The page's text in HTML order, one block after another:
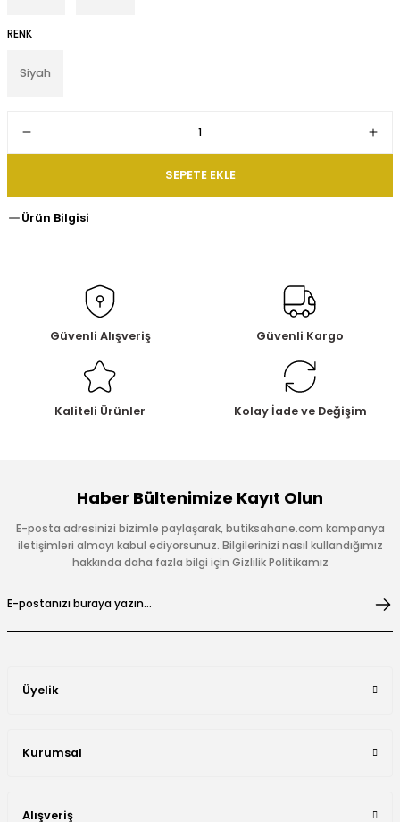
RENK
Siyah
SEPETE EKLE
Ürün Bilgisi
Güvenli Alışveriş Güvenli Kargo
Kaliteli Ürünler Kolay İade ve Değişim
Haber Bültenimize Kayıt Olun
E-posta adresinizi bizimle paylaşarak, butiksahane.com kampanya
iletişimleri almayı kabul ediyorsunuz. Bilgilerinizi nasıl kullandığımız
hakkında daha fazla bilgi için Gizlilik Politikamız
Üyelik
Kurumsal
Alışveriş